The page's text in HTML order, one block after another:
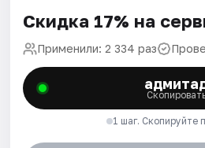
Скидка 17% на
Применили: 2 334 раз
1 шаг. Скопируйте